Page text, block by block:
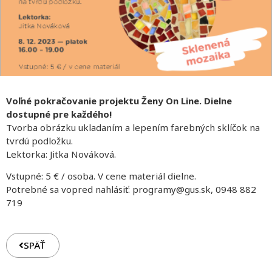
Voľné pokračovanie projektu Ženy On Line. Dielne
dostupné pre každého!
Tvorba obrázku ukladaním a lepením farebných sklíčok na
tvrdú podložku.
Lektorka: Jitka Nováková.
Vstupné: 5 € / osoba. V cene materiál dielne.
Potrebné sa vopred nahlásiť: programy@gus.sk, 0948 882
719
SPÄŤ